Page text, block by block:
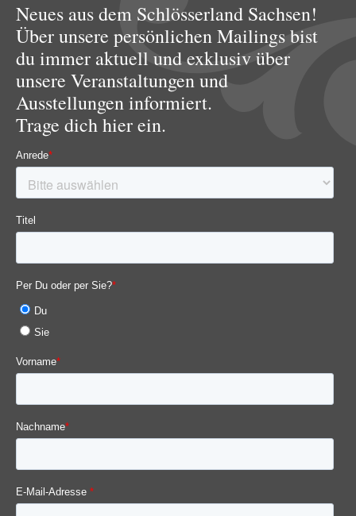
Neues aus dem Schlösserland Sachsen!
Über unsere persönlichen Mailings bist
du immer aktuell und exklusiv über
unsere Veranstaltungen und
Ausstellungen informiert.
Trage dich hier ein.